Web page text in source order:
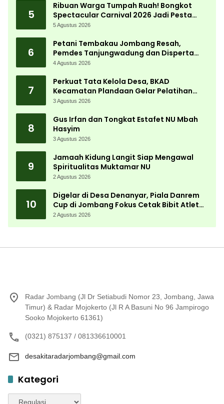
5
Ribuan Warga Tumpah Ruah! Bongkot
Spectacular Carnival 2026 Jadi Pesta
Kemerdekaan Terbesar di Peterongan
5 Agustus 2026
6
Petani Tembakau Jombang Resah,
Pemdes Tanjungwadung dan Disperta
Bergerak Cepat
4 Agustus 2026
7
Perkuat Tata Kelola Desa, BKAD
Kecamatan Plandaan Gelar Pelatihan
Aparatur Pemdes
3 Agustus 2026
8
Gus Irfan dan Tongkat Estafet NU Mbah
Hasyim
3 Agustus 2026
9
Jamaah Kidung Langit Siap Mengawal
Spiritualitas Muktamar NU
2 Agustus 2026
10
Digelar di Desa Denanyar, Piala Danrem
Cup di Jombang Fokus Cetak Bibit Atlet
Menembak Berprestasi
2 Agustus 2026
Radar Jombang (Jl Dr Setiabudi Nomor 23, Jombang, Jawa
Timur) & Radar Mojokerto (Jl R A Basuni No 96 Jampirogo
Sooko Mojokerto 61361)
(0321) 875137 / 081336610001
desakitaradarjombang@gmail.com
Kategori
Kategori